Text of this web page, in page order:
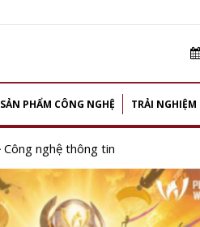
SẢN PHẨM CÔNG NGHỆ TRẢI NGHIỆM
Công nghệ thông tin